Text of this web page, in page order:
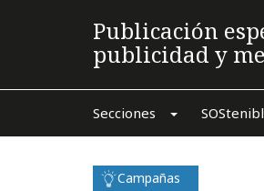
Publicación
publicidad y
Secciones
Campañas